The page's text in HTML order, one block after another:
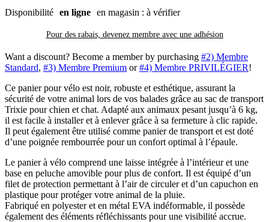
Disponibilité en ligne en magasin : à vérifier
Pour des rabais, devenez membre avec une adhésion
Want a discount? Become a member by purchasing #2) Membre
Standard, #3) Membre Premium or#4) Membre PRIVILÉGIER!
Ce panier pour vélo est noir, robuste et esthétique, assurant la
sécurité de votre animal lors de vos balades grâce au sac de transport
Trixie pour chien et chat. Adapté aux animaux pesant jusqu’à 6 kg,
il est facile à installer et à enlever grâce à sa fermeture à clic rapide.
Il peut également être utilisé comme panier de transport et est doté
d’une poignée rembourrée pour un confort optimal à l’épaule.
Le panier à vélo comprend une laisse intégrée à l’intérieur et une
base en peluche amovible pour plus de confort. Il est équipé d’un
filet de protection permettant à l’air de circuler et d’un capuchon en
plastique pour protéger votre animal de la pluie.
Fabriqué en polyester et en métal EVA indéformable, il possède
également des éléments réfléchissants pour une visibilité accrue.